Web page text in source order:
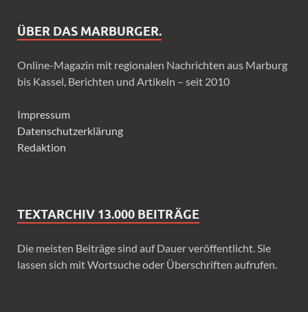
ÜBER DAS MARBURGER.
Online-Magazin mit regionalen Nachrichten aus Marburg
bis Kassel, Berichten und Artikeln – seit 2010
Impressum
Datenschutzerklärung
Redaktion
TEXTARCHIV 13.000 BEITRÄGE
Die meisten Beiträge sind auf Dauer veröffentlicht. Sie
lassen sich mit Wortsuche oder Überschriften aufrufen.